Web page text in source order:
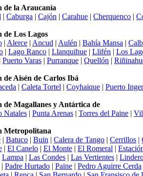
de la Araucanía
| Caburga | Cajón | Carahue | Cherquenco |
de Los Lagos
| Alerce | Ancud | Aulén | Bahía Mansa |
| Lago Ranco | Llanquihue | Llifén | Los
Puerto Varas | Purranque | Quellón |
de Aisén de Carlos Ibá
| Caleta Tortel | Coyhaique | Puerto
de Magallanes y Antártica de
Natales | Punta Arenas | Torres del Paine |
Metropolitana
| Batuco | Buin | Calera de Tango | Cerrillos |
| El Canelo | El Monte | El Romeral |
Lampa | Las Condes | Las Vertientes |
| Padre Hurtado | Paine | Pedro Aguirre Cerda